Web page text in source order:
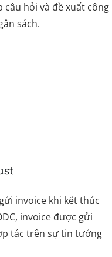
câu hỏi và đề xuất công
sách.
invoice khi kết thúc
invoice được gửi
tác trên sự tin tưởng